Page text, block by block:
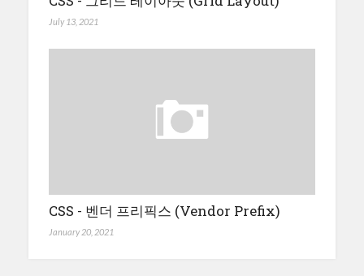
July 13, 2021
CSS - 벤더 프리픽스 (Vendor Prefix)
January 20, 2021